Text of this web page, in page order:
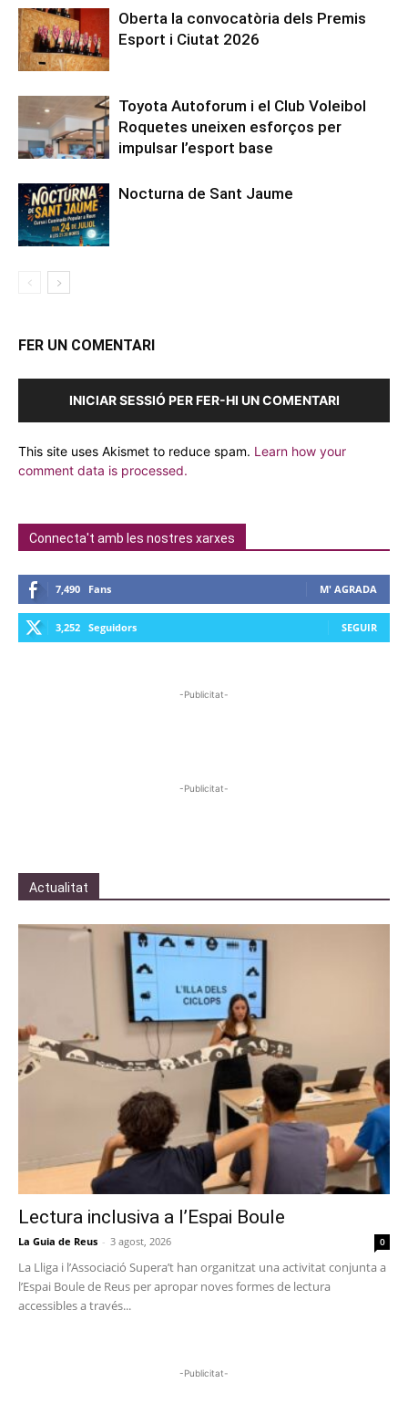
Oberta la convocatòria dels Premis
Esport i Ciutat 2026
Toyota Autoforum i el Club Voleibol
Roquetes uneixen esforços per
impulsar l’esport base
Nocturna de Sant Jaume
FER UN COMENTARI
INICIAR SESSIÓ PER FER-HI UN COMENTARI
This site uses Akismet to reduce spam. Learn how your
comment data is processed.
Connecta't amb les nostres xarxes
7,490 Fans M' AGRADA
3,252 Seguidors SEGUIR
-Publicitat-
-Publicitat-
Actualitat
Lectura inclusiva a l’Espai Boule
La Guia de Reus - 3 agost, 2026 0
La Lliga i l’Associació Supera’t han organitzat una activitat conjunta a
l’Espai Boule de Reus per apropar noves formes de lectura
accessibles a través...
-Publicitat-